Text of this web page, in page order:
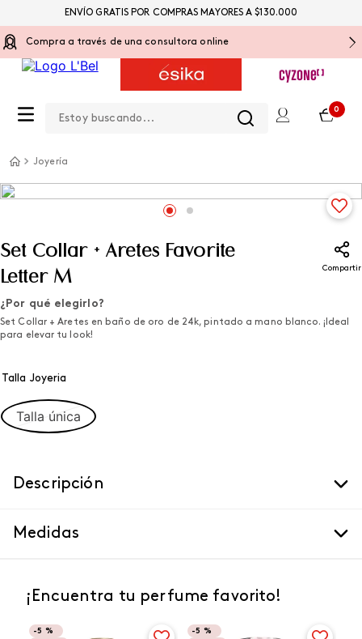
Compra a través de una consultora online
0
ENVÍO GRATIS POR COMPRAS MAYORES A $130.000
Joyería
Set Collar + Aretes Favorite
Letter M
Compartir
¿Por qué elegirlo?
Set Collar + Aretes en baño de oro de 24k, pintado a mano blanco. ¡Ideal
para elevar tu look!
Talla Joyeria
Talla única
Descripción
Medidas
¡Encuentra tu perfume favorito!
-5 %
-5 %